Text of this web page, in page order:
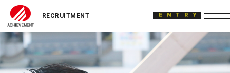
ACHIEVEMENT ENTRY